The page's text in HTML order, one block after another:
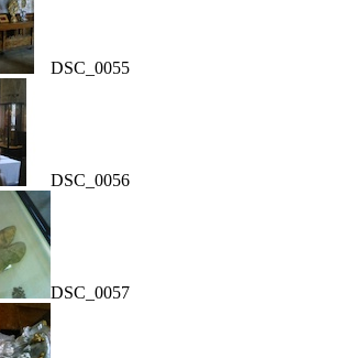
DSC_0055
DSC_0056
DSC_0057